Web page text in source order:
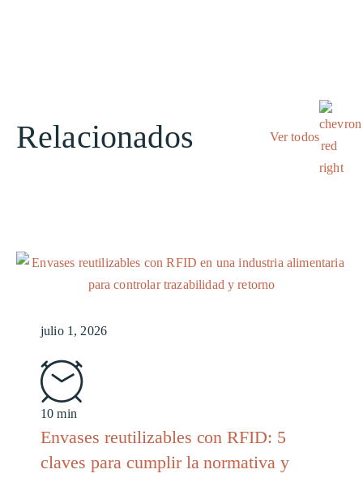
Relacionados Ver todos
julio 1, 2026
10 min
Envases reutilizables con RFID: 5
claves para cumplir la normativa y